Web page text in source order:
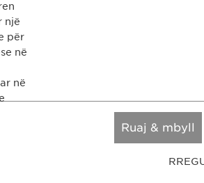
301 300
ewopharma-ks.com
Copyright © Ewopharma
një
për
në
në
Ruaj & mbyll